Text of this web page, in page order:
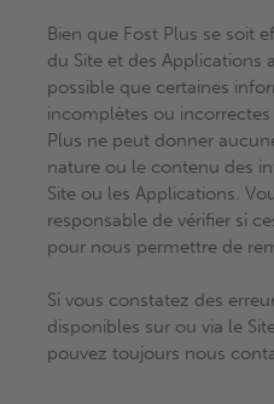
Bien que Fost Plus se soit
du Site et des Applications
possible que certaines
incomplètes ou
Plus ne peut donner
nature ou le contenu des
Site ou les Applications.
responsable de vérifier si
pour nous permettre de
Si vous constatez des
disponibles sur ou via le
pouvez toujours nous